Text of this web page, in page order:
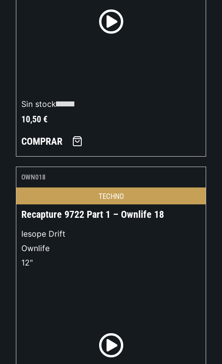
Sin stock
10,50€
COMPRAR
OWN018
TECHNO
Recapture 9722 Part 1 – Ownlife 18
Iesope Drift
Ownlife
12"